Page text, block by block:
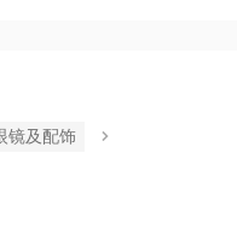
镜及配饰